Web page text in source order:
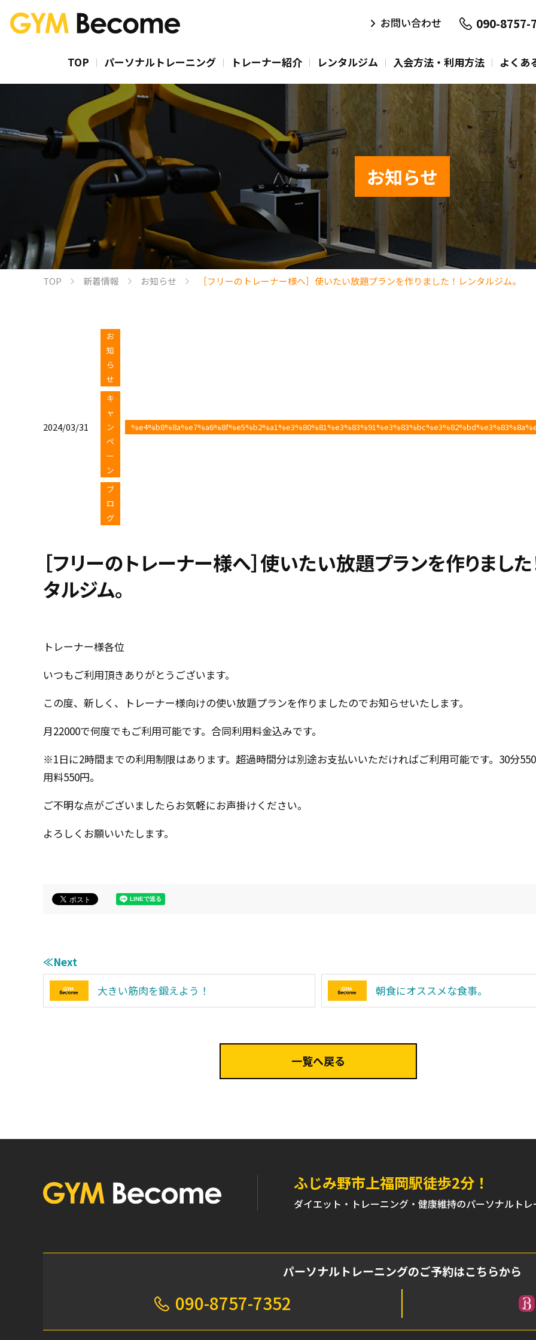
TOP パーソナルトレーニング トレーナー紹介 レンタルジム 入会方法・利用方法 よくあ
お問い合わせ 090-8757-
お知らせ
TOP 新着情報 お知らせ ［フリーのトレーナー様へ］使いたい放題プランを作りました！レンタルジム。
2024/03/31
お
知
ら
せ
キ
ャ
ン
ペ
ー
ン
ブ
ロ
グ
［フリーのトレーナー様へ］使いたい放題プランを作りました
タルジム。
トレーナー様各位
いつもご利用頂きありがとうございます。
この度、新しく、トレーナー様向けの使い放題プランを作りましたのでお知らせいたします。
月22000で何度でもご利用可能です。合同利用料金込みです。
※1日に2時間までの利用制限はあります。超過時間分は別途お支払いいただければご利用可能です。30分
用料550円。
ご不明な点がございましたらお気軽にお声掛けください。
よろしくお願いいたします。
≪Next
大きい筋肉を鍛えよう！
朝食にオススメな食事。
一覧へ戻る
ふじみ野市上福岡駅徒歩2分！
ダイエット・トレーニング・健康維持のパーソナルト
パーソナルトレーニングのご予約はこちらから
090-8757-7352